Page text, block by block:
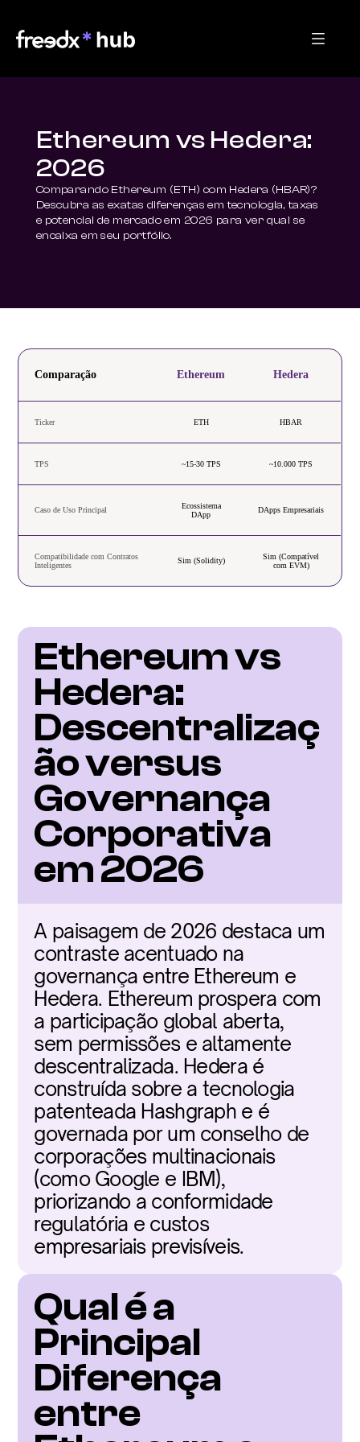
Ethereum vs Hedera:
2026
Comparando Ethereum (ETH) com Hedera (HBAR)?
Descubra as exatas diferenças em tecnologia, taxas
e potencial de mercado em 2026 para ver qual se
encaixa em seu portfólio.
Comparação Ethereum Hedera
Ticker ETH HBAR
TPS ~15-30 TPS ~10.000 TPS
Caso de Uso Principal
Ecossistema
DApp
DApps Empresariais
Compatibilidade com Contratos
Inteligentes
Sim (Solidity)
Sim (Compatível
com EVM)
Ethereum vs
Hedera:
Descentralizaç
ão versus
Governança
Corporativa
em 2026
A paisagem de 2026 destaca um
contraste acentuado na
governança entre Ethereum e
Hedera. Ethereum prospera com
a participação global aberta,
sem permissões e altamente
descentralizada. Hedera é
construída sobre a tecnologia
patenteada Hashgraph e é
governada por um conselho de
corporações multinacionais
(como Google e IBM),
priorizando a conformidade
regulatória e custos
empresariais previsíveis.
Qual é a
Principal
Diferença
entre